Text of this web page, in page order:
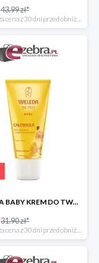
43.99 zł*
WELEDA BABY KREM DO TWARZY DLA NIEMOWLĄT Z NAGIETKIEM
31.90 zł*
*najniższa cena z 30 dni przed obniżką